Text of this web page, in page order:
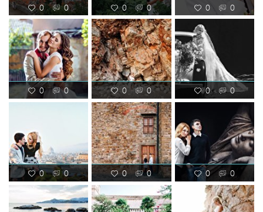
0 0 0 0 0 0
0 0 0 0 0 0
0 0 0 0 0 0